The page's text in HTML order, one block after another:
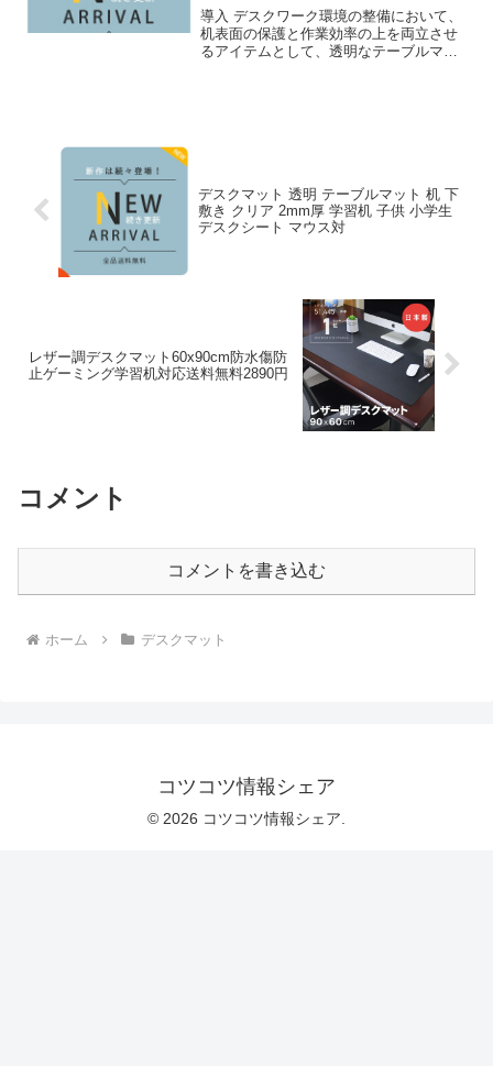
ス対
導入 デスクワーク環境の整備において、
机表面の保護と作業効率の上を両立させ
るアイテムとして、透明なテーブルマッ
デスクマット 透明 テーブルマット 机 下
敷き クリア 2mm厚 学習机 子供 小学生
デスクシート マウス対
レザー調デスクマット60x90cm防水傷防
止ゲーミング学習机対応送料無料2890円
コメント
コメントを書き込む
ホーム デスクマット
コツコツ情報シェア
© 2026 コツコツ情報シェア.